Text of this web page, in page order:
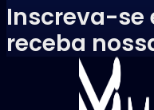
Inscreva-se
receba